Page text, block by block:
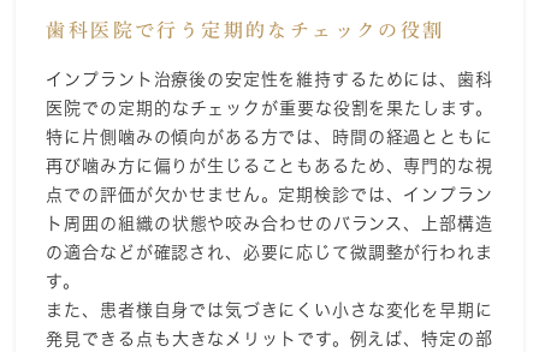
歯科医院で行う定期的なチェックの役割
インプラント治療後の安定性を維持するためには、歯科
医院での定期的なチェックが重要な役割を果たします。
特に片側噛みの傾向がある方では、時間の経過とともに
再び噛み方に偏りが生じることもあるため、専門的な視
点での評価が欠かせません。定期検診では、インプラン
ト周囲の組織の状態や咬み合わせのバランス、上部構造
の適合などが確認され、必要に応じて微調整が行われま
す。
また、患者様自身では気づきにくい小さな変化を早期に
発見できる点も大きなメリットです。例えば、特定の部